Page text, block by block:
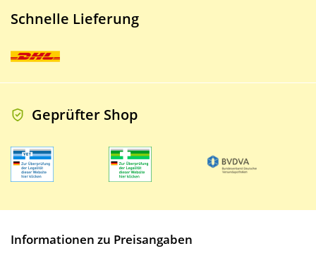
Schnelle Lieferung
Geprüfter Shop
Informationen zu Preisangaben